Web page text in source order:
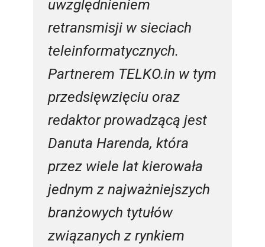
uwzględnieniem
retransmisji w sieciach
teleinformatycznych.
Partnerem TELKO.in w tym
przedsięwzięciu oraz
redaktor prowadzącą jest
Danuta Harenda, która
przez wiele lat kierowała
jednym z najważniejszych
branżowych tytułów
związanych z rynkiem